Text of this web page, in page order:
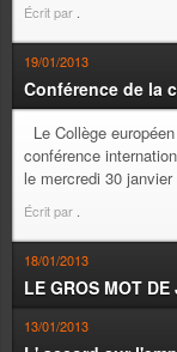
Écrit par
19/01/2013
Conférence de la
Le Collège
conférence
le mercredi 30
Écrit par
18/01/2013
LE GROS MOT
13/01/2013